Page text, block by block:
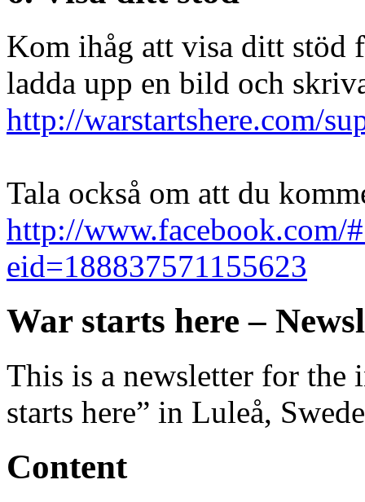
Kom ihåg att visa ditt stöd
ladda upp en bild och
http://warstartshere.com/
Tala också om att du
http://www.facebook.com/
eid=188837571155623
War starts here –
This is a newsletter for the
starts here” in Luleå,
Content